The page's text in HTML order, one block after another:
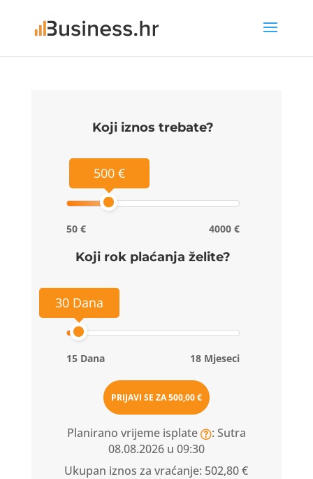
Koji iznos trebate?
500 €
50 € 4000 €
Koji rok plaćanja želite?
30 Dana
15 Dana 18 Mjeseci
PRIJAVI SE ZA500,00 €
Planirano vrijeme isplate
: Sutra
08.08.2026 u 09:30
Ukupan iznos za vraćanje: 502,80 €